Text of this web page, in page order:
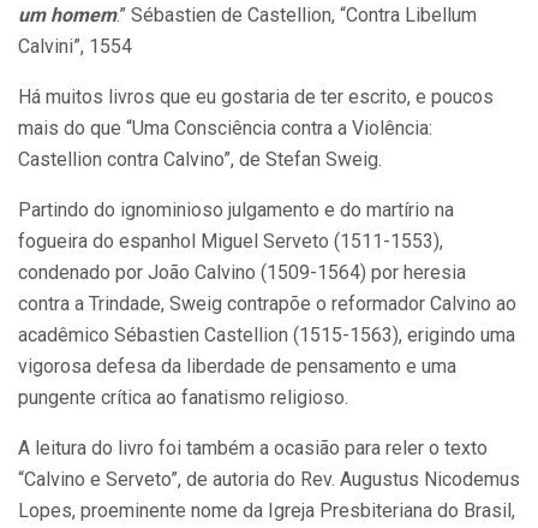
um homem.” Sébastien de Castellion, “Contra Libellum
Calvini”, 1554
Há muitos livros que eu gostaria de ter escrito, e poucos
mais do que “Uma Consciência contra a Violência:
Castellion contra Calvino”, de Stefan Sweig.
Partindo do ignominioso julgamento e do martírio na
fogueira do espanhol Miguel Serveto (1511-1553),
condenado por João Calvino (1509-1564) por heresia
contra a Trindade, Sweig contrapõe o reformador Calvino ao
acadêmico Sébastien Castellion (1515-1563), erigindo uma
vigorosa defesa da liberdade de pensamento e uma
pungente crítica ao fanatismo religioso.
A leitura do livro foi também a ocasião para reler o texto
“Calvino e Serveto”, de autoria do Rev. Augustus Nicodemus
Lopes, proeminente nome da Igreja Presbiteriana do Brasil,